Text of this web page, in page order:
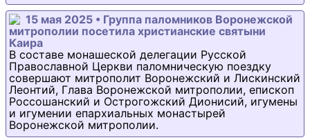
15 мая 2025 • Группа паломников Воронежской
митрополии посетила христианские святыни
Каира
В составе монашеской делегации Русской
Православной Церкви паломническую поездку
совершают митрополит Воронежский и Лискинский
Леонтий, Глава Воронежской митрополии, епископ
Россошанский и Острогожский Дионисий, игумены
и игумении епархиальных монастырей
Воронежской митрополии.